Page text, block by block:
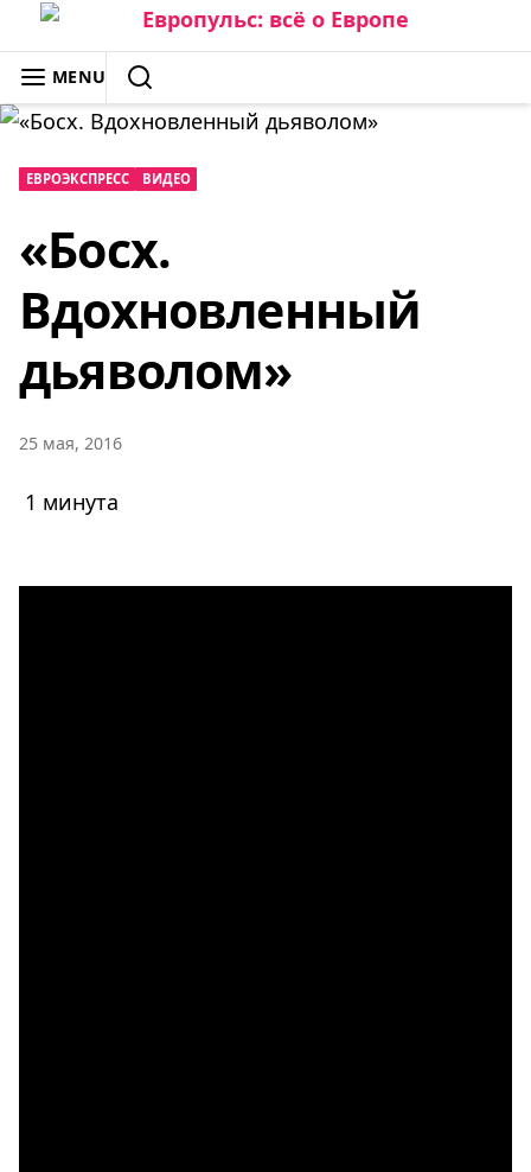
Skip
to
content
ЕВРОПУЛЬС: ВСЁ О ЕВРОПЕ
MENU
SEARCH
ЕВРОЭКСПРЕСС ВИДЕО
«Босх.
Вдохновленный
дьяволом»
25 мая, 2016
1 минута